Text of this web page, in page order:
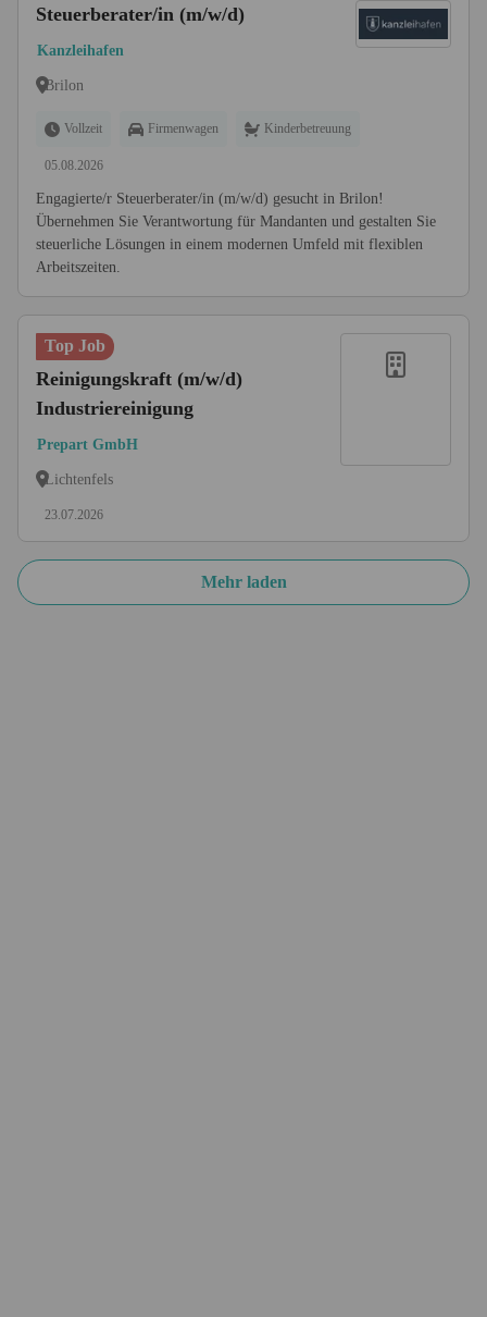
Steuerberater/in (m/w/d)
Kanzleihafen
Brilon
Vollzeit Firmenwagen Kinderbetreuung
05.08.2026
Engagierte/r Steuerberater/in (m/w/d) gesucht in Brilon!
Übernehmen Sie Verantwortung für Mandanten und gestalten Sie
steuerliche Lösungen in einem modernen Umfeld mit flexiblen
Arbeitszeiten.
Top Job
Reinigungskraft (m/w/d)
Industriereinigung
Prepart GmbH
Lichtenfels
23.07.2026
Mehr laden